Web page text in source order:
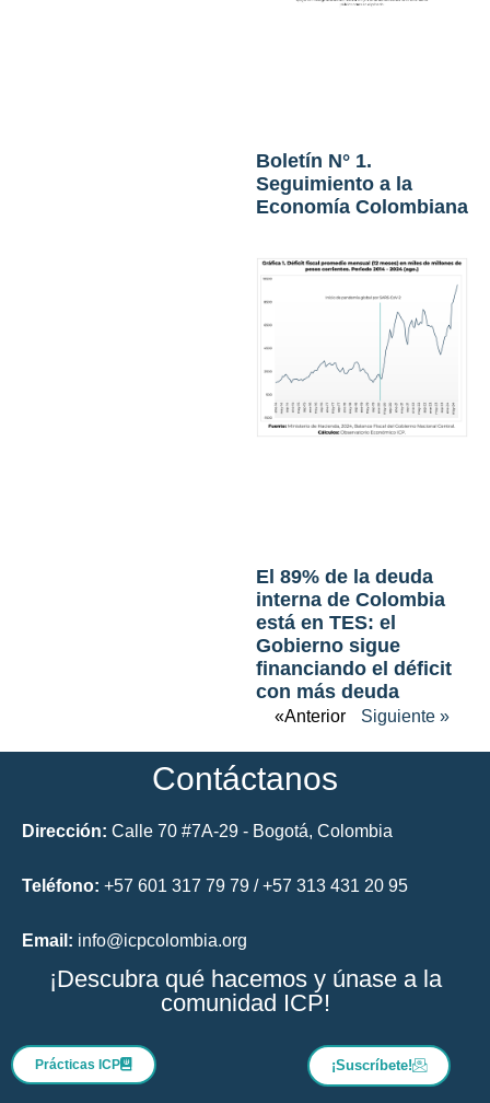
Boletín N° 1.
Seguimiento a la
Economía Colombiana
El 89% de la deuda
interna de Colombia
está en TES: el
Gobierno sigue
financiando el déficit
con más deuda
«Anterior Siguiente »
Contáctanos
Dirección: Calle 70 #7A-29 - Bogotá, Colombia
Teléfono: +57 601 317 79 79 / +57 313 431 20 95
Email: info@icpcolombia.org
¡Descubra qué hacemos y únase a la
comunidad ICP!
Prácticas ICP ¡Suscríbete!